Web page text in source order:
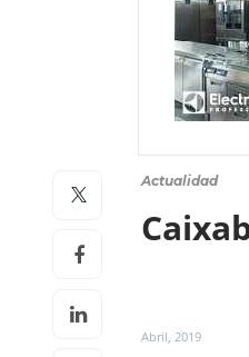
Actualidad
Abril, 2019